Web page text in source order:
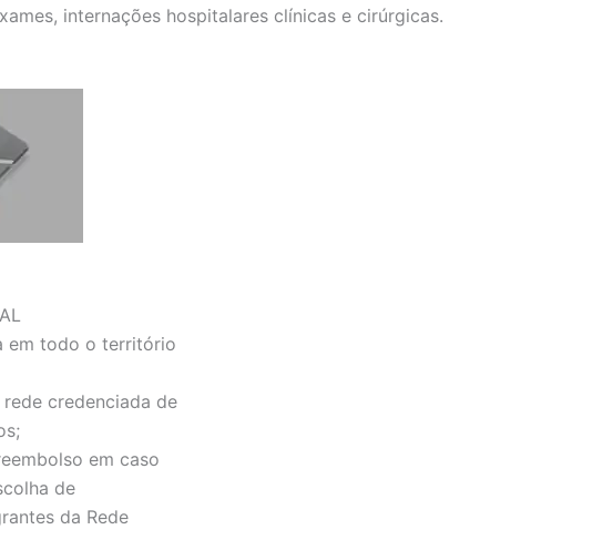
internações hospitalares clínicas e cirúrgicas.
em todo o território
credenciada de
em caso
de
da Rede